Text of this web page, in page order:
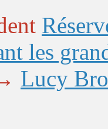
les
Lucy